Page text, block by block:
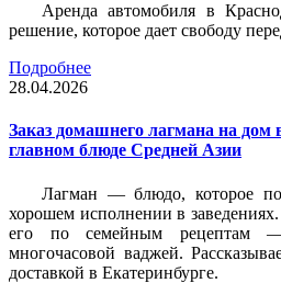
Аренда автомобиля в
решение, которое дает свободу
Подробнее
28.04.2026
Заказ домашнего лагмана на дом
главном блюде Средней Азии
Лагман — блюдо, которое
хорошем исполнении в
его по семейным
многочасовой ваджей.
доставкой в Екатеринбурге.